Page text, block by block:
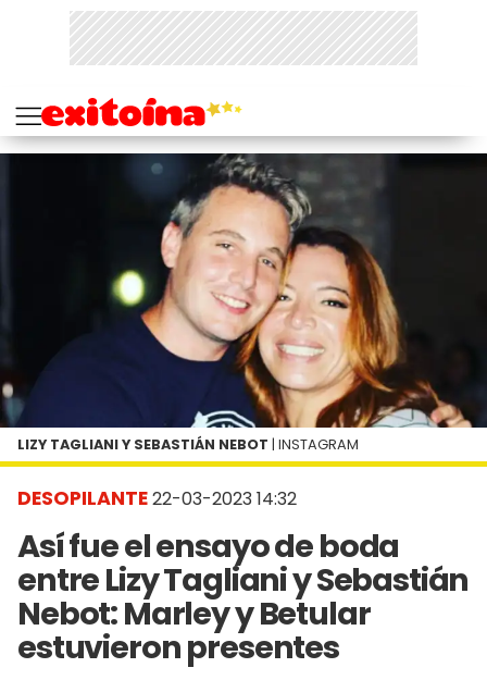
DESOPILANTE22-03-2023 14:32
Así fue el ensayo de boda
entre Lizy Tagliani y Sebastián
Nebot: Marley y Betular
estuvieron presentes
LIZY TAGLIANI Y SEBASTIÁN NEBOT | INSTAGRAM